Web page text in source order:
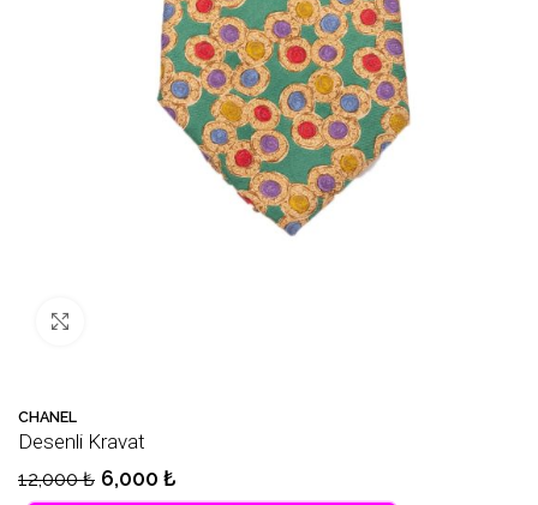
CHANEL
Desenli Kravat
12,000₺ 6,000 ₺